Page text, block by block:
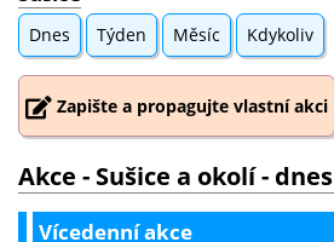
Dnes Týden Měsíc Kdykoliv
Zapište a propagujte vlastní akci
Akce - Sušice a okolí - dnes
Vícedenní akce